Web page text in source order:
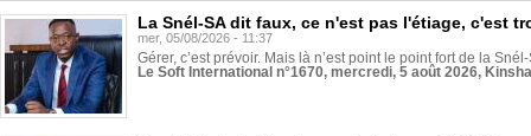
La Snél-SA dit faux, ce n'est pas l'étiage, c'est
mer, 05/08/2026 - 11:37
Gérer, c’est prévoir. Mais là n’est point le point fort de la
Le Soft International n°1670, mercredi, 5 août 2026,